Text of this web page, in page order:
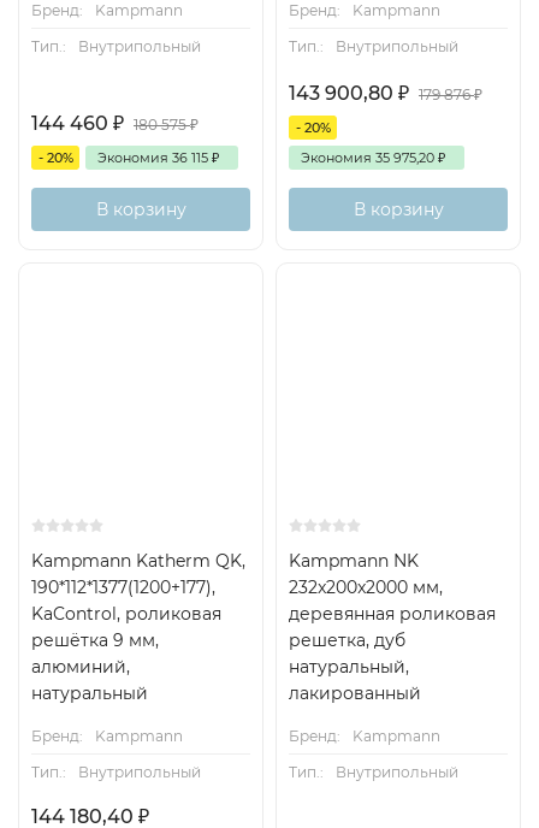
Бренд:
Kampmann
Тип.:
Внутрипольный
144 460 ₽ 180 575₽
- 20% Экономия 36 115 ₽
В корзину
Бренд:
Kampmann
Тип.:
Внутрипольный
143 900,80 ₽ 179 876₽
- 20%
Экономия 35 975,20 ₽
В корзину
Kampmann Katherm QK,
190*112*1377(1200+177),
KaControl, роликовая
решётка 9 мм,
алюминий,
натуральный
Бренд:
Kampmann
Тип.:
Внутрипольный
144 180,40 ₽
Kampmann NK
232x200x2000 мм,
деревянная роликовая
решетка, дуб
натуральный,
лакированный
Бренд:
Kampmann
Тип.:
Внутрипольный